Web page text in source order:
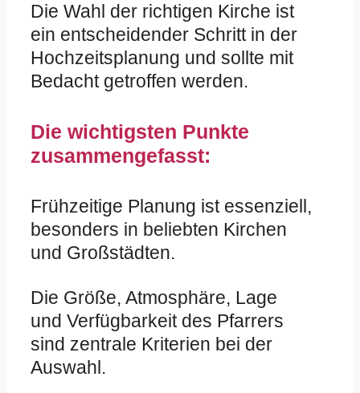
Die Wahl der richtigen Kirche ist
ein entscheidender Schritt in der
Hochzeitsplanung und sollte mit
Bedacht getroffen werden.
Die wichtigsten Punkte
zusammengefasst:
Frühzeitige Planung ist essenziell,
besonders in beliebten Kirchen
und Großstädten.
Die Größe, Atmosphäre, Lage
und Verfügbarkeit des Pfarrers
sind zentrale Kriterien bei der
Auswahl.